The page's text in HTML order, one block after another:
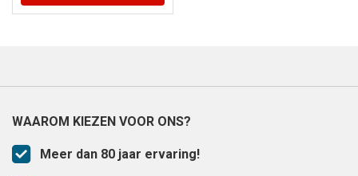
WAAROM KIEZEN VOOR ONS?
Meer dan 80 jaar ervaring!